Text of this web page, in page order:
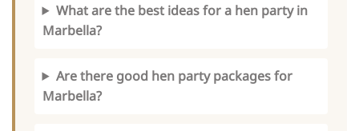
What are the best ideas for a hen party in
Marbella?
Are there good hen party packages for
Marbella?